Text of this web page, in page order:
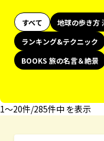
すべて 地球の歩き方
ランキング&テクニック
BOOKS 旅の名言＆絶景
1〜20件/285件中 を表示